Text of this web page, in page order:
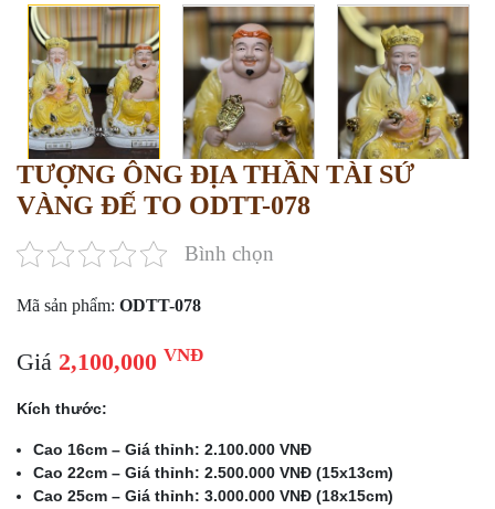
TƯỢNG ÔNG ĐỊA THẦN TÀI SỨ
VÀNG ĐẾ TO ODTT-078
Bình chọn
Mã sản phẩm: ODTT-078
Giá 2,100,000 VNĐ
Kích thước:
Cao 16cm – Giá thỉnh: 2.100.000 VNĐ
Cao 22cm – Giá thỉnh: 2.500.000 VNĐ (15x13cm)
Cao 25cm – Giá thỉnh: 3.000.000 VNĐ (18x15cm)